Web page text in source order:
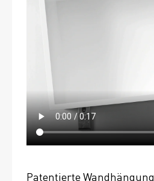
Patentierte Wandhängung